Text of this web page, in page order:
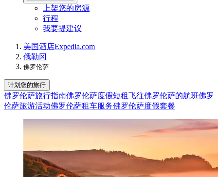
上架您的房源
行程
我要提建议
美国酒店Expedia.com
俄勒冈
佛罗伦萨
计划您的旅行
佛罗伦萨旅行指南佛罗伦萨度假短租飞往佛罗伦萨的航班佛罗
伦萨旅游活动佛罗伦萨租车服务佛罗伦萨度假套餐